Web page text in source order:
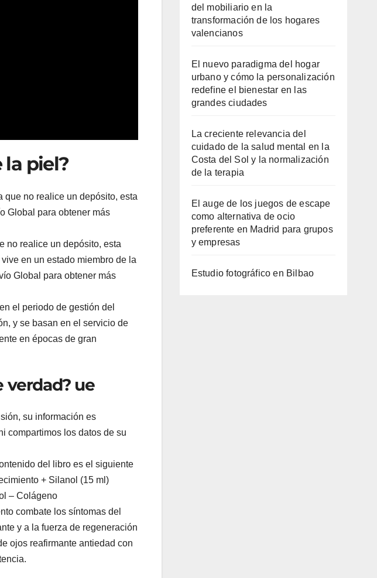
la piel?
que no realice un depósito, esta
Global para obtener más
no realice un depósito, esta
en un estado miembro de la
Global para obtener más
el periodo de gestión del
y se basan en el servicio de
en épocas de gran
verdad? ue
su información es
compartimos los datos de su
del libro es el siguiente
+ Silanol (15 ml)
– Colágeno
combate los síntomas del
y a la fuerza de regeneración
ojos reafirmante antiedad con
del mobiliario en la
transformación de los hogares
valencianos
El nuevo paradigma del hogar
urbano y cómo la personalización
redefine el bienestar en las
grandes ciudades
La creciente relevancia del
cuidado de la salud mental en la
Costa del Sol y la normalización
de la terapia
El auge de los juegos de escape
como alternativa de ocio
preferente en Madrid para grupos
y empresas
Estudio fotográfico en Bilbao